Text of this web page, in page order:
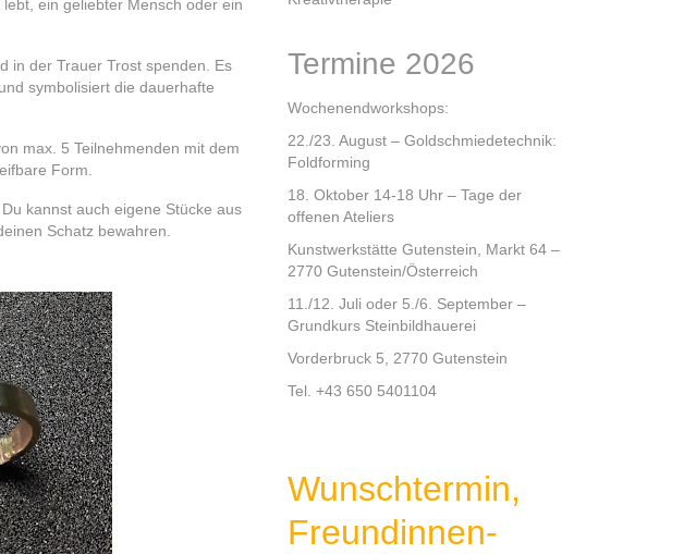
ein geliebter Mensch oder ein
in der Trauer Trost spenden. Es
symbolisiert die dauerhafte
max. 5 Teilnehmenden mit dem
Form.
kannst auch eigene Stücke aus
Schatz bewahren.
Termine 2026
Wochenendworkshops:
22./23. August – Goldschmiedetechnik:
Foldforming
18. Oktober 14-18 Uhr – Tage der
offenen Ateliers
Kunstwerkstätte Gutenstein, Markt 64 –
2770 Gutenstein/Österreich
11./12. Juli oder 5./6. September –
Grundkurs Steinbildhauerei
Vorderbruck 5, 2770 Gutenstein
Tel. +43 650 5401104
Wunschtermin,
Freundinnen-